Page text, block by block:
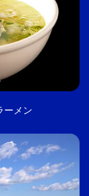
ーメン